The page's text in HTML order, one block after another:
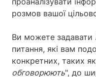
розмов вашої
Ви можете задавати
питання, які вам
конкретних, таких
обговорюють", до